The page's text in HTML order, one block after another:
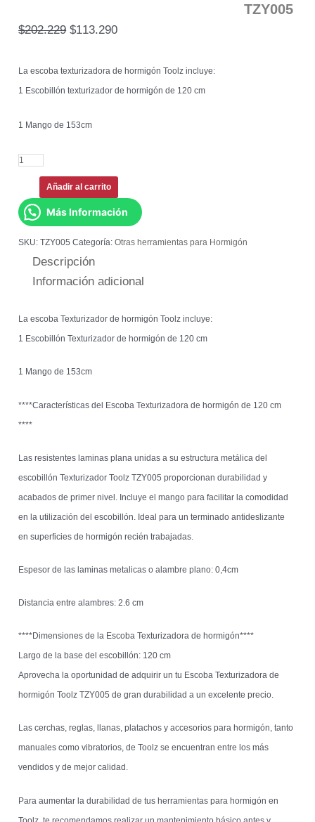
TZY005
$202.229 $113.290
La escoba texturizadora de hormigón Toolz incluye:
1 Escobillón texturizador de hormigón de 120 cm
1 Mango de 153cm
Añadir al carrito
Más Información
SKU:TZY005 Categoría:Otras herramientas para Hormigón
Descripción
Información adicional
La escoba Texturizador de hormigón Toolz incluye:
1 Escobillón Texturizador de hormigón de 120 cm
1 Mango de 153cm
****Características del Escoba Texturizadora de hormigón de 120 cm
****
Las resistentes laminas plana unidas a su estructura metálica del
escobillón Texturizador Toolz TZY005 proporcionan durabilidad y
acabados de primer nivel. Incluye el mango para facilitar la comodidad
en la utilización del escobillón. Ideal para un terminado antideslizante
en superficies de hormigón recién trabajadas.
Espesor de las laminas metalicas o alambre plano: 0,4cm
Distancia entre alambres: 2.6 cm
****Dimensiones de la Escoba Texturizadora de hormigón****
Largo de la base del escobillón: 120 cm
Aprovecha la oportunidad de adquirir un tu Escoba Texturizadora de
hormigón Toolz TZY005 de gran durabilidad a un excelente precio.
Las cerchas, reglas, llanas, platachos y accesorios para hormigón, tanto
manuales como vibratorios, de Toolz se encuentran entre los más
vendidos y de mejor calidad.
Para aumentar la durabilidad de tus herramientas para hormigón en